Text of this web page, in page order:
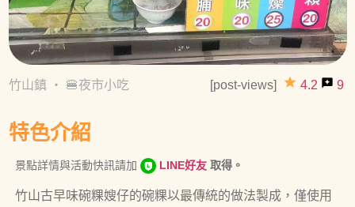
竹山鎮 ・ 🍔夜市小吃 [post-views] grade 4.2 reviews 9
特色介紹
景點詳情與活動快訊請加 LINE好友 取得。
竹山古早味碗粿嫂仔的碗粿以最傳統的做法製成，僅使用